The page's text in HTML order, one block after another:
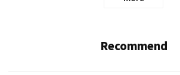
Recommend